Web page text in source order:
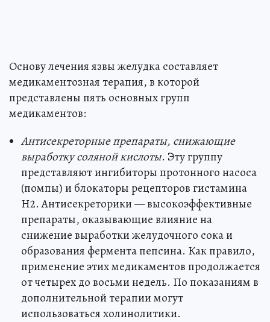
Основу лечения язвы желудка составляет
медикаментозная терапия, в которой
представлены пять основных групп
медикаментов:
Антисекреторные препараты, снижающие
выработку соляной кислоты. Эту группу
представляют ингибиторы протонного насоса
(помпы) и блокаторы рецепторов гистамина
Н2. Антисекреторики — высокоэффективные
препараты, оказывающие влияние на
снижение выработки желудочного сока и
образования фермента пепсина. Как правило,
применение этих медикаментов продолжается
от четырех до восьми недель. По показаниям в
дополнительной терапии могут
использоваться холинолитики.